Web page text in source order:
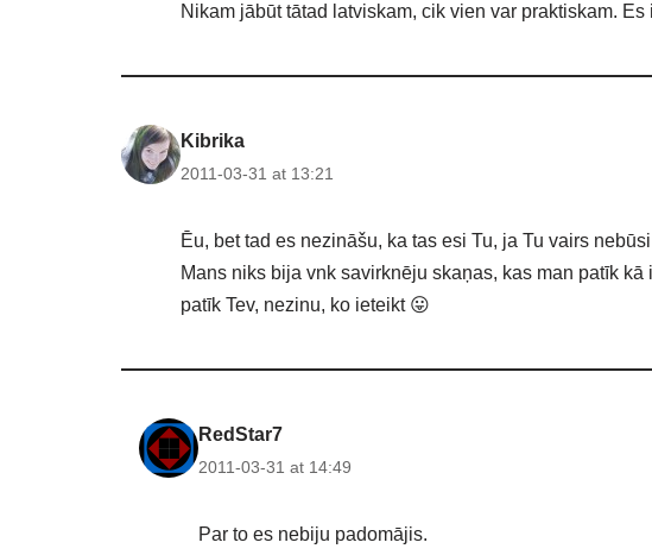
Nikam jābūt tātad latviskam, cik vien var praktiskam. Es
Kibrika
2011-03-31 at 13:21
Ēu, bet tad es nezināšu, ka tas esi Tu, ja Tu vairs
Mans niks bija vnk savirknēju skaņas, kas man patīk
patīk Tev, nezinu, ko ieteikt 😛
RedStar7
2011-03-31 at 14:49
Par to es nebiju padomājis.